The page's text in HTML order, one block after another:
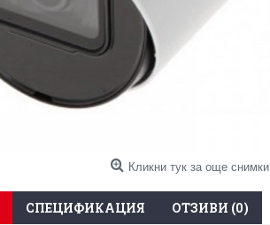
Кликни тук за още снимки
СПЕЦИФИКАЦИЯ ОТЗИВИ (0)